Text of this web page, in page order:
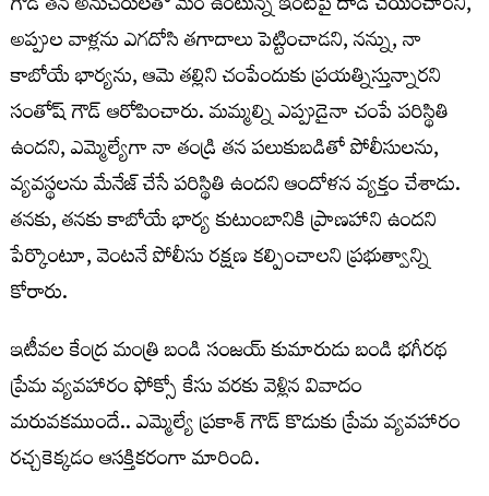
అప్పుల వాళ్లను ఎగదోసి తగాదాలు పెట్టించాడని, నన్ను, నా
కాబోయే భార్యను, ఆమె తల్లిని చంపేందుకు ప్రయత్నిస్తున్నారని
సంతోష్ గౌడ్ ఆరోపించారు. మమ్మల్ని ఎప్పుడైనా చంపే పరిస్థితి
ఉందని, ఎమ్మెల్యేగా నా తండ్రి తన పలుకుబడితో పోలీసులను,
వ్యవస్థలను మేనేజ్ చేసే పరిస్థితి ఉందని ఆందోళన వ్యక్తం చేశాడు.
తనకు, తనకు కాబోయే భార్య కుటుంబానికి ప్రాణహాని ఉందని
పేర్కొంటూ, వెంటనే పోలీసు రక్షణ కల్పించాలని ప్రభుత్వాన్ని
కోరారు.
ఇటీవల కేంద్ర మంత్రి బండి సంజయ్ కుమారుడు బండి భగీరథ
ప్రేమ వ్యవహారం ఫోక్సో కేసు వరకు వెళ్లిన వివాదం
మరువకముందే.. ఎమ్మెల్యే ప్రకాశ్ గౌడ్ కొడుకు ప్రేమ వ్యవహారం
రచ్చకెక్కడం ఆసక్తికరంగా మారింది.